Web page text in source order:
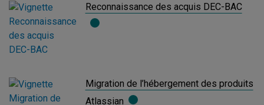
Reconnaissance des acquis DEC-BAC
Migration de l’hébergement des produits
Atlassian